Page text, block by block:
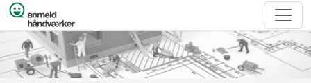
Spring til indhold